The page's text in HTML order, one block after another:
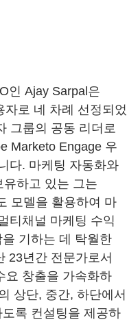
인 Ajay Sarpal은
로 네 차례 선정되었
그룹의 공동 리더로
Marketo Engage 우
다. 마케팅 자동화와
하고 있는 그는
모델을 활용하여 마
티채널 마케팅 수익
기하는 데 탁월한
23년간 전문가로서
요 창출을 가속화하
상단, 중간, 하단에서
록 컨설팅을 제공하